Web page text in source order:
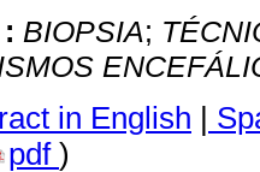
BIOPSIA;
in English |
pdf )